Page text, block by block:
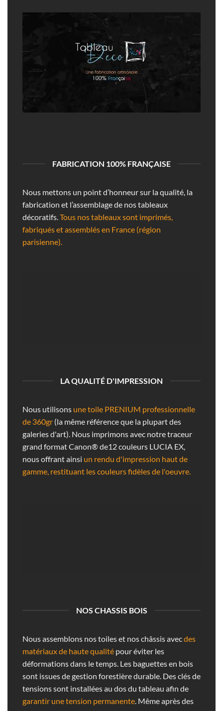
FABRICATION 100% FRANÇAISE
Nous mettons un point d’honneur sur la qualité, la
fabrication et l’assemblage de nos tableaux
décoratifs.Tous nos tableaux sont imprimés,
fabriqués et assemblés en France (région
parisienne).
LA QUALITÉ D'IMPRESSION
Nous utilisons une toile PRENIUM professionnelle
de 360gr (la même référence que la plupart des
galeries d'art). Nous imprimons avec notre traceur
grand format Canon® de12 couleurs LUCIA EX,
nous offrant ainsi un rendu d'impression haut de
gamme, restituant les couleurs fidèles de l'oeuvre.
NOS CHASSIS BOIS
Nous assemblons nos toiles et nos châssis avecdes
matériaux de haute qualité pour éviter les
déformations dans le temps. Les baguettes en bois
sont issues de gestion forestière durable. Des clés de
tensions sont installées au dos du tableau afin de
garantir une tension permanente. Même après des